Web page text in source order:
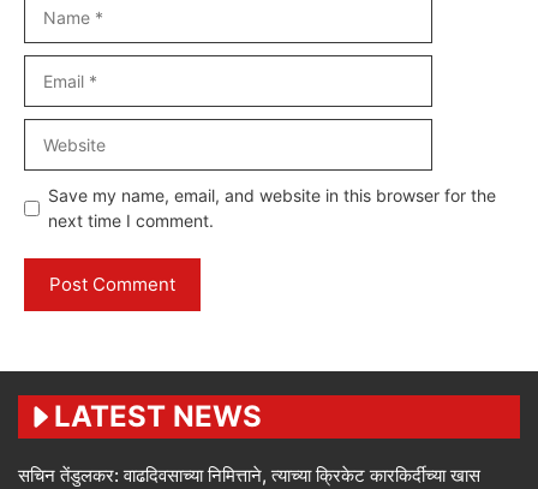
Save my name, email, and website in this browser for the
next time I comment.
LATEST NEWS
सचिन तेंडुलकर: वाढदिवसाच्या निमित्ताने, त्याच्या क्रिकेट कारकिर्दीच्या खास